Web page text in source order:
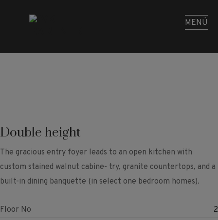
MENÜ
Double height
The gracious entry foyer leads to an open kitchen with
custom stained walnut cabine- try, granite countertops, and a
built-in dining banquette (in select one bedroom homes).
Floor No
2